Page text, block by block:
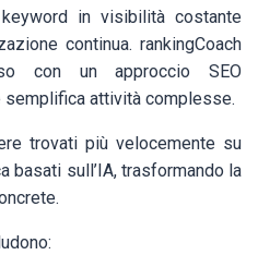
in visibilità costante
continua. rankingCoach
con un approccio SEO
attività complesse.
trovati più velocemente su
basati sull’IA, trasformando la